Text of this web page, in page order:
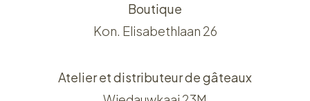
Boutique
Kon. Elisabethlaan 26
Atelier et distributeur de gâteaux